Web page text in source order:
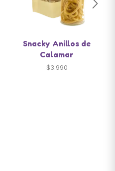
Snacky Anillos de
Calamar
$3.990